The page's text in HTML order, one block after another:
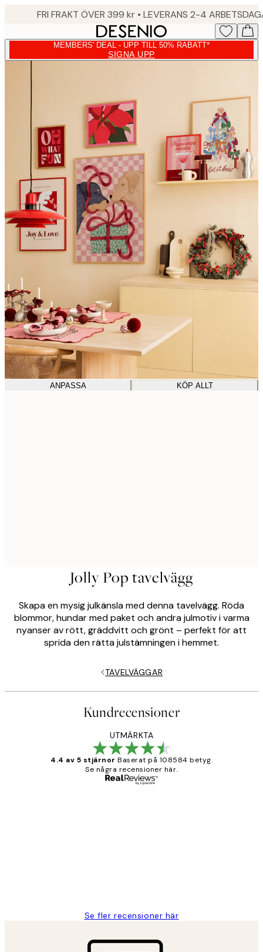
FRI FRAKT ÖVER 399 kr • LEVERANS 2-4
MEMBERS' DEAL - UPP TILL 50% RABATT*
SIGNA UPP
ANPASSA KÖP ALLT
Jolly Pop tavelvägg
Skapa en mysig julkänsla med denna tavelvägg. Röda
blommor, hundar med paket och andra julmotiv i varma
nyanser av rött, gräddvitt och grönt – perfekt för att
sprida den rätta julstämningen i hemmet.
TAVELVÄGGAR
Kundrecensioner
UTMÄRKTA
4.4 av 5 stjärnor Baserat på 108584 betyg.
Se några recensioner här.
Se fler recensioner här